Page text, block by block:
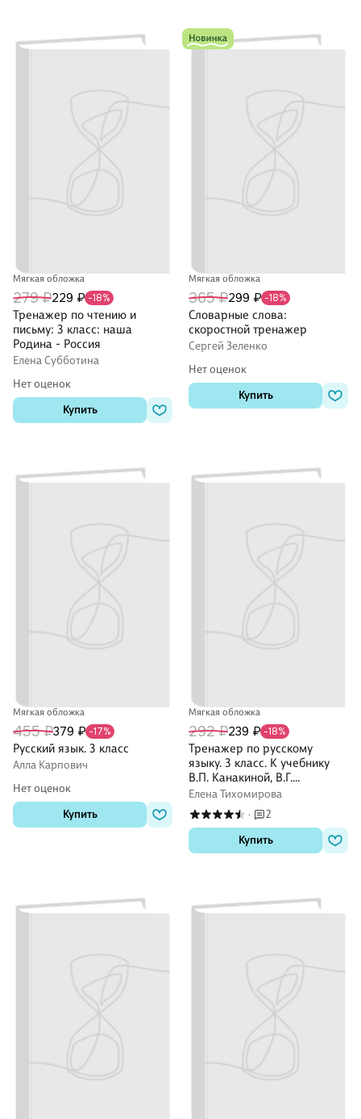
Мягкая обложка
279 ₽229 ₽ -18%
Тренажер по чтению и
письму: 3 класс: наша
Родина - Россия
Елена Субботина
Нет оценок
Купить
Мягкая обложка
365 ₽299 ₽ -18%
Словарные слова:
скоростной тренажер
Сергей Зеленко
Нет оценок
Купить
Мягкая обложка
455 ₽379 ₽ -17%
Русский язык. 3 класс
Алла Карпович
Нет оценок
Купить
Мягкая обложка
292 ₽239 ₽ -18%
Тренажер по русскому
языку. 3 класс. К учебнику
В.П. Канакиной, В.Г.
Горецкого "Русский язык. 3
класс. В 2-х частях"
Елена Тихомирова
·
2
Купить